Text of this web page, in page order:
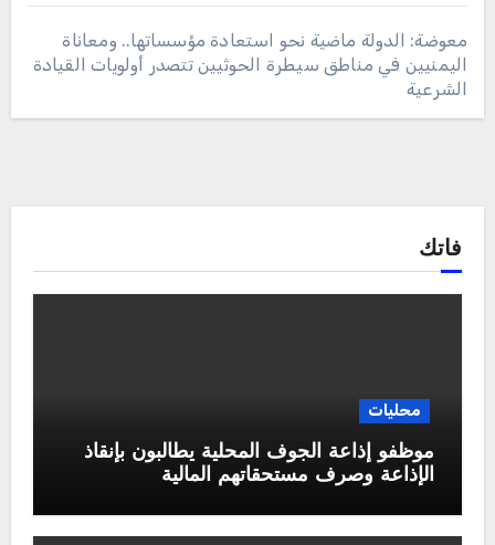
معوضة: الدولة ماضية نحو استعادة مؤسساتها.. ومعاناة
اليمنيين في مناطق سيطرة الحوثيين تتصدر أولويات القيادة
الشرعية
فاتك
محليات
موظفو إذاعة الجوف المحلية يطالبون بإنقاذ
الإذاعة وصرف مستحقاتهم المالية